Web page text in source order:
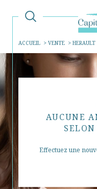
ACCUEIL VENTE HERAULT
AUCUNE
Effectuez une